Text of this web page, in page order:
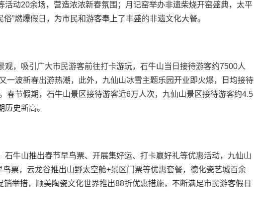
动20余场，营造浓浓新春氛围；月记窑举办非遗柴烧开窑盛典，太平
”燃爆假日，为市民和游客奉上了丰盛的非遗文化大餐。
观，吸引广大市民游客前往打卡游玩，石牛山当日接待游客约7500人
一波新春出游热潮，此外，九仙山冰雪主题乐园开业即火爆，日均接待
春节假期，石牛山景区接待游客近6万人次，九仙山景区接待游客约4.5
史新高。
石牛山推出春节早鸟票、开展集好运、打卡赢好礼等优惠活动，九仙山
票，云龙谷推出山野太空舱+景区门票等优惠套餐，德化瓷艺城百余
销举措，顺美陶瓷文化世界推出88折优惠措施，不断满足市民游客假日